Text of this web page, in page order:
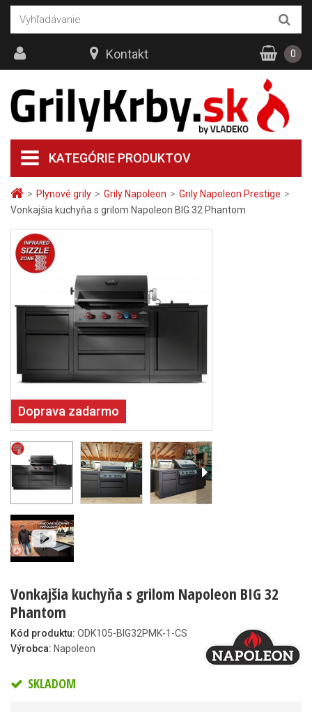
> Plynové grily > Grily Napoleon > Grily Napoleon Prestige >
Vonkajšia kuchyňa s grilom Napoleon BIG 32 Phantom
Doprava zadarmo
Vonkajšia kuchyňa s grilom Napoleon BIG 32
Phantom
Kód produktu: ODK105-BIG32PMK-1-CS
Výrobca: Napoleon
SKLADOM
KATEGÓRIE PRODUKTOV
Kontakt 0